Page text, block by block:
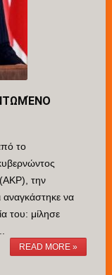
το
(ΑΚΡ), την
αναγκάστηκε να
του: μίλησε
READ MORE »